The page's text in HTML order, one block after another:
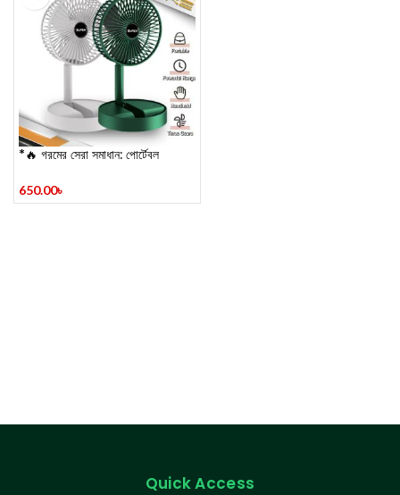
*🔥 গরমের সেরা সমাধান: পোর্টেবল
650.00৳
Quick Access